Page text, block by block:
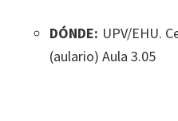
DÓNDE: UPV/EHU.
(aulario) Aula 3.05